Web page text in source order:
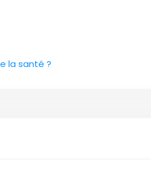
la santé ?